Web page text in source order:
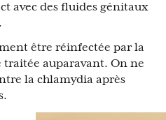
avec des fluides génitaux
être réinfectée par la
traitée auparavant. On ne
la chlamydia après